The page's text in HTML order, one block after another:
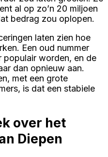
al op zo’n 20 miljoen
bedrag zou oplopen.
laten zien hoe
Een oud nummer
populair worden, en de
dan opnieuw aan.
met een grote
is dat een stabiele
over het
Diepen